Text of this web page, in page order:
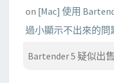
on [Mac] 使用
過小顯示不出來的問
Bartender 5 疑似出